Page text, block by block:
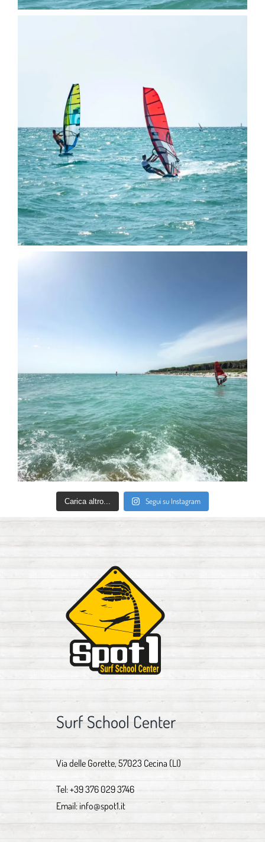
Carica altro... Segui su Instagram
Surf School Center
Via delle Gorette, 57023 Cecina (LI)
Tel:+39 376 029 3746
Email: info@spot1.it